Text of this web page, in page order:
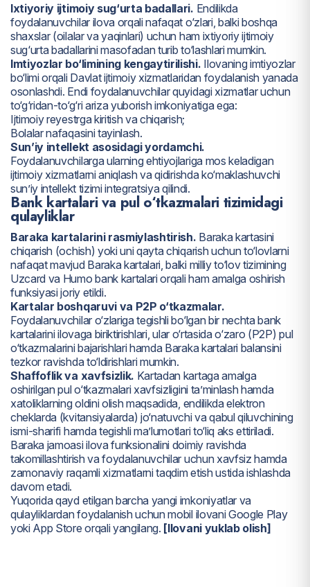
Ixtiyoriy ijtimoiy sug‘urta badallari. Endilikda
foydalanuvchilar ilova orqali nafaqat o‘zlari, balki boshqa
shaxslar (oilalar va yaqinlari) uchun ham ixtiyoriy ijtimoiy
sug‘urta badallarini masofadan turib to‘lashlari mumkin.
Imtiyozlar bo‘limining kengaytirilishi. Ilovaning imtiyozlar
bo‘limi orqali Davlat ijtimoiy xizmatlaridan foydalanish yanada
osonlashdi. Endi foydalanuvchilar quyidagi xizmatlar uchun
to‘g‘ridan-to‘g‘ri ariza yuborish imkoniyatiga ega:
Ijtimoiy reyestrga kiritish va chiqarish;
Bolalar nafaqasini tayinlash.
Sun’iy intellekt asosidagi yordamchi.
Foydalanuvchilarga ularning ehtiyojlariga mos keladigan
ijtimoiy xizmatlarni aniqlash va qidirishda ko‘maklashuvchi
sun’iy intellekt tizimi integratsiya qilindi.
Bank kartalari va pul o‘tkazmalari tizimidagi
qulayliklar
Baraka kartalarini rasmiylashtirish. Baraka kartasini
chiqarish (ochish) yoki uni qayta chiqarish uchun to‘lovlarni
nafaqat mavjud Baraka kartalari, balki milliy to‘lov tizimining
Uzcard va Humo bank kartalari orqali ham amalga oshirish
funksiyasi joriy etildi.
Kartalar boshqaruvi va P2P o‘tkazmalar.
Foydalanuvchilar o‘zlariga tegishli bo‘lgan bir nechta bank
kartalarini ilovaga biriktirishlari, ular o‘rtasida o‘zaro (P2P) pul
o‘tkazmalarini bajarishlari hamda Baraka kartalari balansini
tezkor ravishda to‘ldirishlari mumkin.
Shaffoflik va xavfsizlik. Kartadan kartaga amalga
oshirilgan pul o‘tkazmalari xavfsizligini ta’minlash hamda
xatoliklarning oldini olish maqsadida, endilikda elektron
cheklarda (kvitansiyalarda) jo‘natuvchi va qabul qiluvchining
ismi-sharifi hamda tegishli ma’lumotlari to‘liq aks ettiriladi.
Baraka jamoasi ilova funksionalini doimiy ravishda
takomillashtirish va foydalanuvchilar uchun xavfsiz hamda
zamonaviy raqamli xizmatlarni taqdim etish ustida ishlashda
davom etadi.
Yuqorida qayd etilgan barcha yangi imkoniyatlar va
qulayliklardan foydalanish uchun mobil ilovani Google Play
yoki App Store orqali yangilang. [Ilovani yuklab olish]